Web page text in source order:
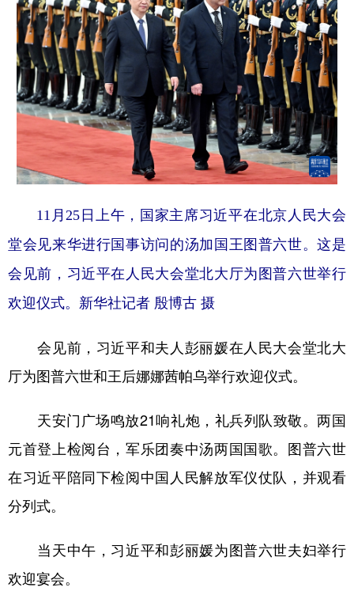
11月25日上午，国家主席习近平在北京人民大会
堂会见来华进行国事访问的汤加国王图普六世。这是
会见前，习近平在人民大会堂北大厅为图普六世举行
欢迎仪式。 新华社记者 殷博古 摄
会见前，习近平和夫人彭丽媛在人民大会堂北大
厅为图普六世和王后娜娜茜帕乌举行欢迎仪式。
天安门广场鸣放21响礼炮，礼兵列队致敬。两国
元首登上检阅台，军乐团奏中汤两国国歌。图普六世
在习近平陪同下检阅中国人民解放军仪仗队，并观看
分列式。
当天中午，习近平和彭丽媛为图普六世夫妇举行
欢迎宴会。